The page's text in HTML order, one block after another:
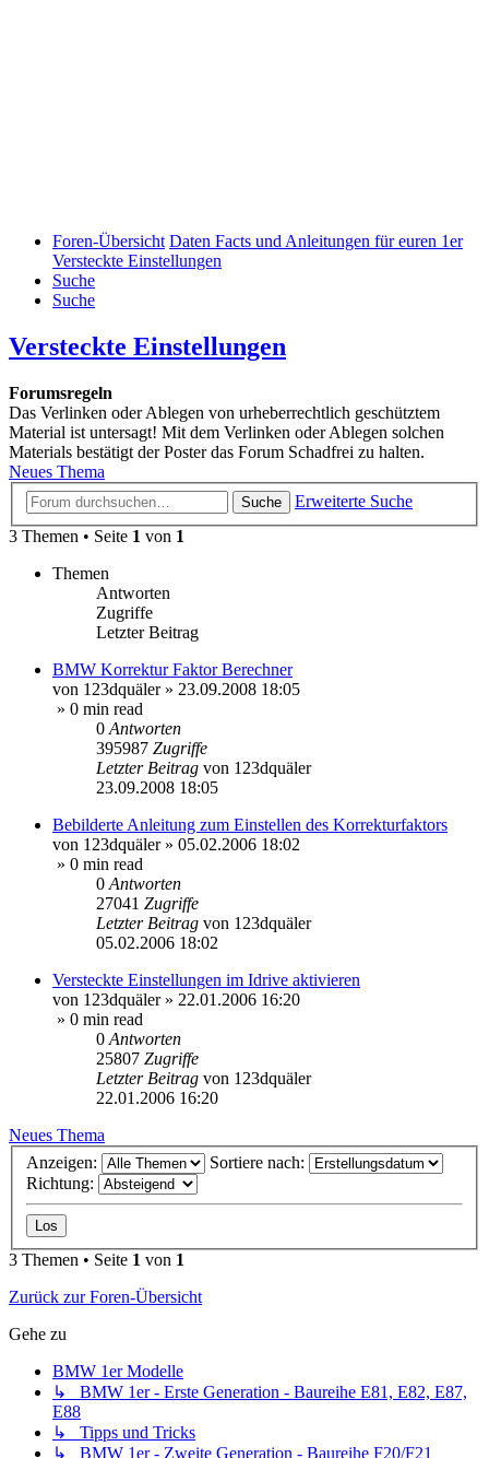
Foren-Übersicht Daten Facts und Anleitungen für euren 1er
Versteckte Einstellungen
Suche
Suche
Versteckte Einstellungen
Forumsregeln
Das Verlinken oder Ablegen von urheberrechtlich geschütztem
Material ist untersagt! Mit dem Verlinken oder Ablegen solchen
Materials bestätigt der Poster das Forum Schadfrei zu halten.
Neues Thema
Suche
Erweiterte Suche
3 Themen • Seite 1 von 1
Themen
Antworten
Zugriffe
Letzter Beitrag
BMW Korrektur Faktor Berechner
von 123dquäler» 23.09.2008 18:05
» 0 min read
0 Antworten
395987 Zugriffe
Letzter Beitrag von 123dquäler
23.09.2008 18:05
Bebilderte Anleitung zum Einstellen des Korrekturfaktors
von 123dquäler» 05.02.2006 18:02
» 0 min read
0 Antworten
27041 Zugriffe
Letzter Beitrag von 123dquäler
05.02.2006 18:02
Versteckte Einstellungen im Idrive aktivieren
von 123dquäler» 22.01.2006 16:20
» 0 min read
0 Antworten
25807 Zugriffe
Letzter Beitrag von 123dquäler
22.01.2006 16:20
Neues Thema
Anzeigen:
Sortiere nach:
Richtung:
3 Themen • Seite 1 von 1
Zurück zur Foren-Übersicht
Gehe zu
BMW 1er Modelle
↳ BMW 1er - Erste Generation - Baureihe E81, E82, E87,
E88
↳ Tipps und Tricks
↳ BMW 1er - Zweite Generation - Baureihe F20/F21